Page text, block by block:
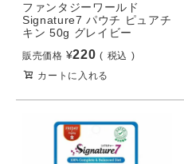
ファンタジーワールド
Signature7 パウチ ピュアチ
キン 50g グレイビー
販売価格 ¥220
税込
カートに入れる